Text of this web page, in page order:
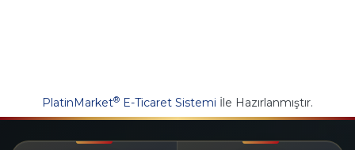
PlatinMarket® E-Ticaret Sistemi İle Hazırlanmıştır.